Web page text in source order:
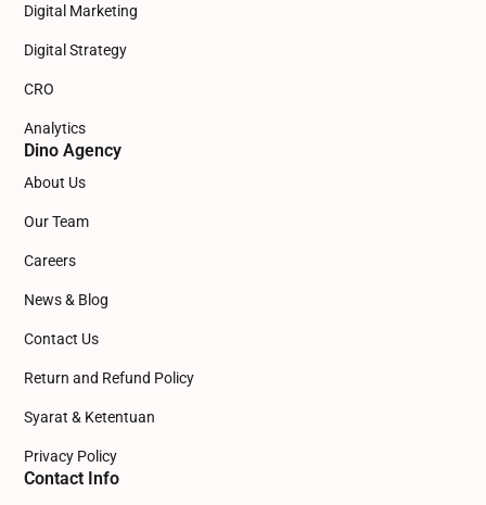
Digital Marketing
Digital Strategy
CRO
Analytics
Dino Agency
About Us
Our Team
Careers
News & Blog
Contact Us
Return and Refund Policy
Syarat & Ketentuan
Privacy Policy
Contact Info